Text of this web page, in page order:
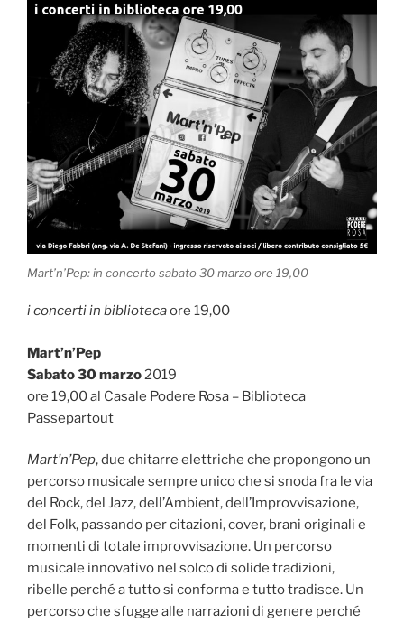
Mart’n’Pep: in concerto sabato 30 marzo ore 19,00
i concerti in bibliotecaore 19,00
Mart’n’Pep
Sabato 30 marzo2019
ore 19,00 al Casale Podere Rosa – Biblioteca
Passepartout
Mart’n’Pep, due chitarre elettriche che propongono un
percorso musicale sempre unico che si snoda fra le via
del Rock, del Jazz, dell’Ambient, dell’Improvvisazione,
del Folk, passando per citazioni, cover, brani originali e
momenti di totale improvvisazione. Un percorso
musicale innovativo nel solco di solide tradizioni,
ribelle perché a tutto si conforma e tutto tradisce. Un
percorso che sfugge alle narrazioni di genere perché